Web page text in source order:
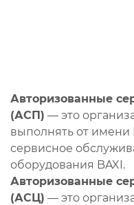
Авторизованные
(АСП) — это
выполнять от имени
сервисное
оборудования BAXI.
Авторизованные
(АСЦ) — это